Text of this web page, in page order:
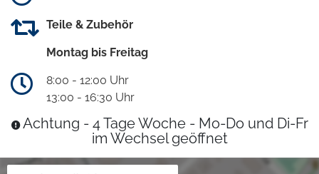
Teile & Zubehör
Montag bis Freitag
8:00 - 12:00 Uhr
13:00 - 16:30 Uhr
Achtung - 4 Tage Woche - Mo-Do und Di-Fr
im Wechsel geöffnet